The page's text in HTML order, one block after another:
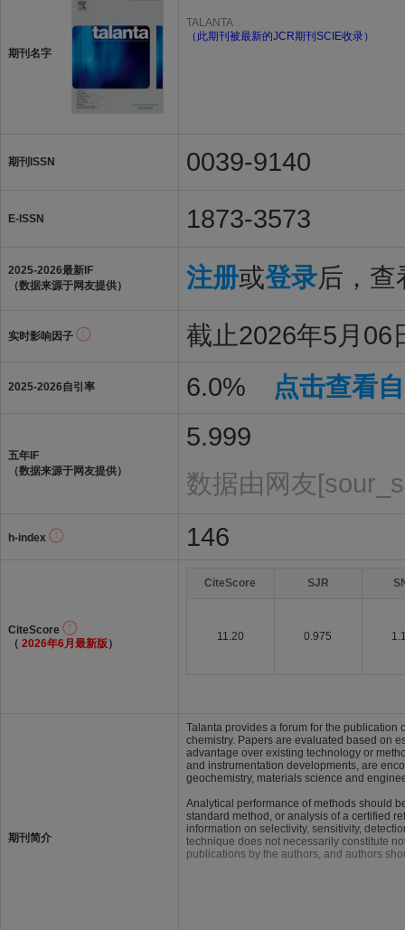
期刊名字
TALANTA
（此期刊被最新的JCR期刊SCIE收录）
期刊ISSN 0039-9140
E-ISSN 1873-3573
2025-2026最新IF
（数据来源于网友提供）
注册或登录后，查
实时影响因子 截止2026年5月06
2025-2026自引率 6.0% 点击查看
五年IF
（数据来源于网友提供）
5.999
数据由网友
h-index 146
CiteScore
（ 2026年6月最新版 ）
CiteScore SJR
11.20 0.975
期刊简介
Talanta provides a forum for the
chemistry. Papers are evaluated based on
advantage over existing technology or
and instrumentation developments, are
geochemistry, materials science and
Analytical performance of methods should
standard method, or analysis of a certified
information on selectivity, sensitivity,
technique does not necessarily constitute
publications by the authors, and authors